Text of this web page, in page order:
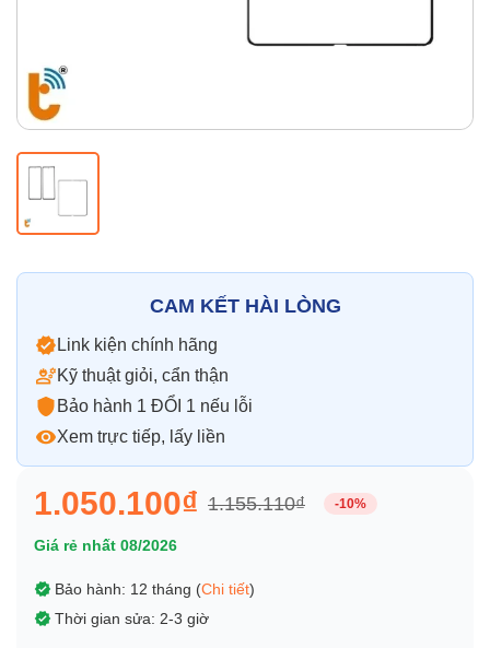
CAM KẾT HÀI LÒNG
Link kiện chính hãng
Kỹ thuật giỏi, cẩn thận
Bảo hành 1 ĐỔI 1 nếu lỗi
Xem trực tiếp, lấy liền
1.050.100₫ 1.155.110₫ -10%
Giá rẻ nhất 08/2026
Bảo hành: 12 tháng (Chi tiết)
Thời gian sửa: 2-3 giờ